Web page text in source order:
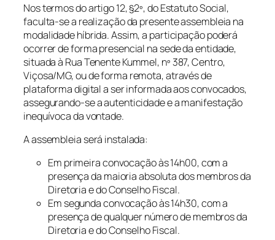
Nos termos do artigo 12, §2º, do Estatuto Social,
faculta-se a realização da presente assembleia na
modalidade híbrida. Assim, a participação poderá
ocorrer de forma presencial na sede da entidade,
situada à Rua Tenente Kummel, nº 387, Centro,
Viçosa/MG, ou de forma remota, através de
plataforma digital a ser informada aos convocados,
assegurando-se a autenticidade e a manifestação
inequívoca da vontade.
A assembleia será instalada:
Em primeira convocação às 14h00, com a
presença da maioria absoluta dos membros da
Diretoria e do Conselho Fiscal.
Em segunda convocação às 14h30, com a
presença de qualquer número de membros da
Diretoria e do Conselho Fiscal.